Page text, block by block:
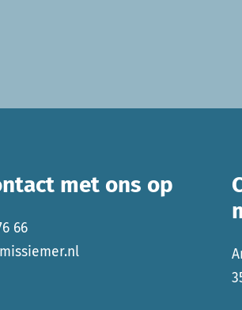
met ons op
66